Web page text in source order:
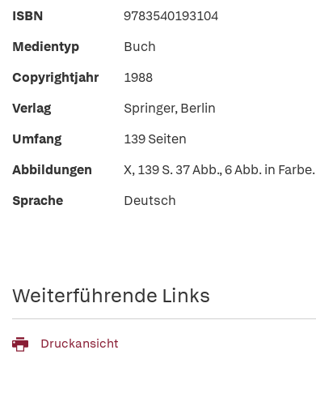
ISBN
9783540193104
Medientyp
Buch
Copyrightjahr
1988
Verlag
Springer, Berlin
Umfang
139 Seiten
Abbildungen
X, 139 S. 37 Abb., 6 Abb. in Farbe.
Sprache
Deutsch
Weiterführende Links
Druckansicht